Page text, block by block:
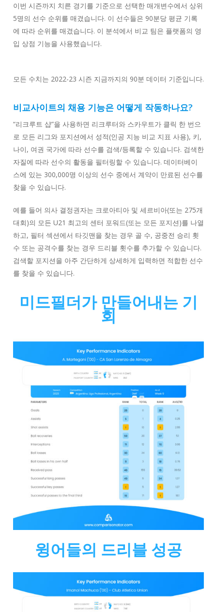
이번 시즌까지 치른 경기를 기준으로 선택한 매개변수에서 상위
5명의 선수 순위를 매겼습니다. 이 선수들은 90분당 평균 기록
에 따라 순위를 매겼습니다. 이 분석에서 비교 팀은 플랫폼의 영
입 상점 기능을 사용했습니다.
모든 수치는 2022-23 시즌 지금까지의 90분 데이터 기준입니다.
비교사이트의 채용 기능은 어떻게 작동하나요?
“리크루트 샵”을 사용하면 리크루터와 스카우트가 클릭 한 번으
로 모든 리그와 포지션에서 성적(인공 지능 비교 지표 사용), 키,
나이, 여권 국가에 따라 선수를 검색/등록할 수 있습니다. 검색한
자질에 따라 선수의 활동을 필터링할 수 있습니다. 데이터베이
스에 있는 300,000명 이상의 선수 중에서 계약이 만료된 선수를
찾을 수 있습니다.
예를 들어 의사 결정권자는 크로아티아 및 세르비아(또는 275개
대회)의 모든 U21 최고의 센터 포워드(또는 모든 포지션)를 나열
하고, 필터 섹션에서 타깃맨을 찾는 경우 골 수, 공중전 승리 횟
수 또는 공격수를 찾는 경우 드리블 횟수를 추가할 수 있습니다.
검색할 포지션을 아주 간단하게 상세하게 입력하면 적합한 선수
를 찾을 수 있습니다.
미드필더가 만들어내는 기
회
윙어들의 드리블 성공